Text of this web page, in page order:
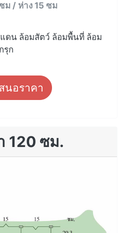
ม / ห่าง 15 ซม
ดน ล้อมสัตว์ ล้อมพื้นที่ ล้อม
รุก
นอราคา
120 ซม.